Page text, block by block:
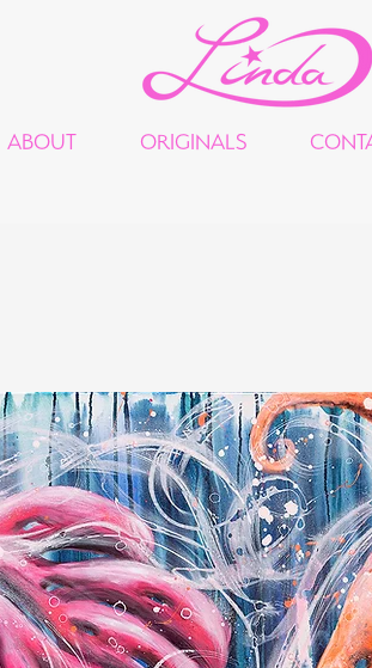
ABOUT ORIGINALS